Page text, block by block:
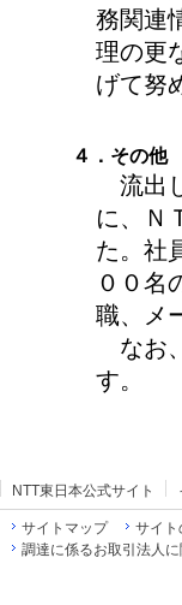
務関連
理の更
げて努
４．その他
流出
に、Ｎ
た。社
００名
職、メ
なお
す。
NTT東日本公式サイト
サイトマップ サイト
調達に係るお取引法人